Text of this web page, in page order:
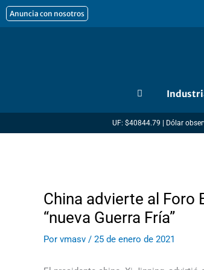
al
Anuncia con nosotros
UF: $40844.79 | Dólar
China advierte al Foro
“nueva Guerra Fría”
Por vmasv / 25 de enero de 2021